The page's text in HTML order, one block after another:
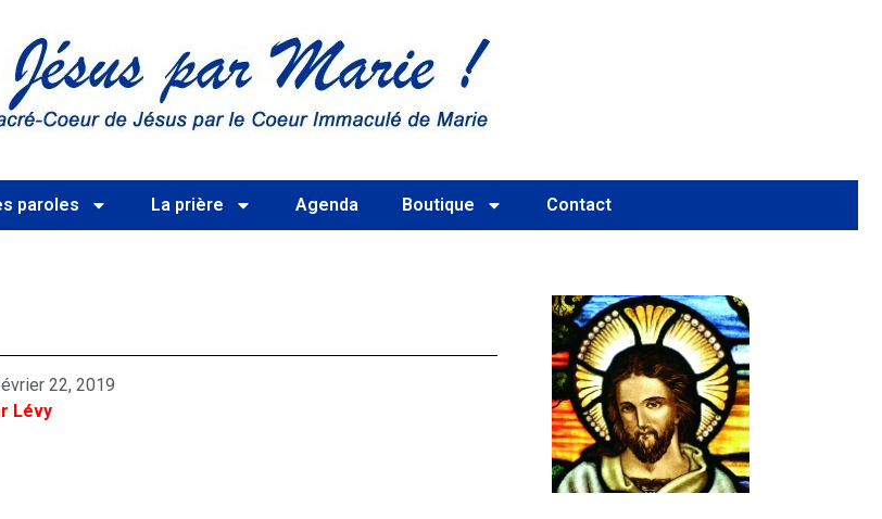
paroles La prière Agenda Boutique Contact
22, 2019
Lévy